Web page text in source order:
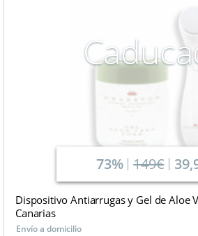
73% 149€
Dispositivo Antiarrugas y Gel de Aloe
Canarias
Envío a domicilio